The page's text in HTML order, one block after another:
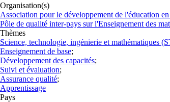
Organisation(s)
Association pour le développement de l'éducation
Pôle de qualité inter-pays sur l'Enseignement des
Thèmes
Science, technologie, ingénierie et mathématiques
Enseignement de base;
Développement des capacités;
Suivi et évaluation;
Assurance qualité;
Apprentissage
Pays